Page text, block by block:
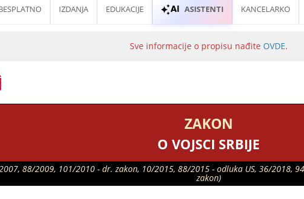
IZDANJA EDUKACIJE ASISTENTI KANCELARKO
Sve informacije o propisu nađite OVDE.
ZAKON
O VOJSCI SRBIJE
88/2009, 101/2010 - dr. zakon, 10/2015, 88/2015 - odluka US, 36/2018,
zakon)